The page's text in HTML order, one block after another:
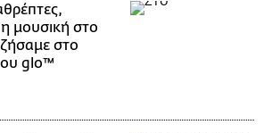
μουσική στο
στο
glo™